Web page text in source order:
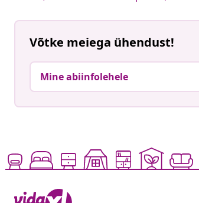
Võtke meiega ühendust!
Mine abiinfolehele